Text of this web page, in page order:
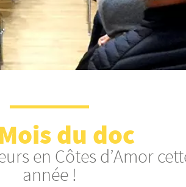
du doc
en Côtes d’Amor
année !